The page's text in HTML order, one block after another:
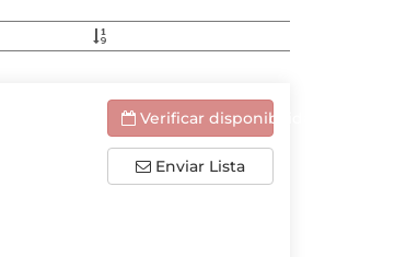
Verificar disponibilidade
Enviar Lista